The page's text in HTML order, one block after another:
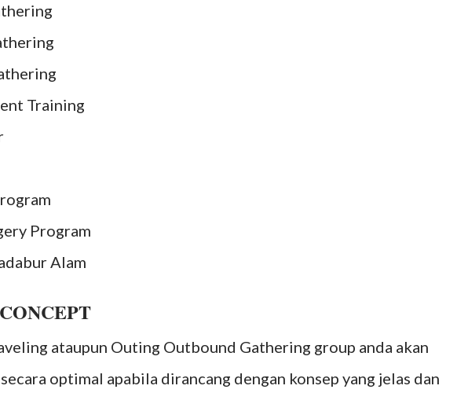
Training
Program
Alam
ataupun Outing Outbound Gathering group anda akan
optimal apabila dirancang dengan konsep yang jelas dan